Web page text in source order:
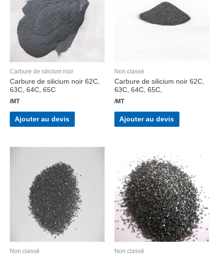
Carbure de silicium noir
Carbure de silicium noir 62C,
63C, 64C, 65C
/MT
Ajouter au devis
Non classé
Carbure de silicium noir 62C,
63C, 64C, 65C,
/MT
Ajouter au devis
Non classé Non classé